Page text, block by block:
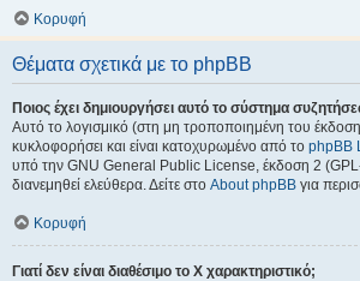
Κορυφή
Θέματα σχετικά με το phpBB
Ποιος έχει δημιουργήσει αυτό το σύστημα
Αυτό το λογισμικό (στη μη τροποποιημένη του
κυκλοφορήσει και είναι κατοχυρωμένο από το phpBB
υπό την GNU General Public License, έκδοση 2
διανεμηθεί ελεύθερα. Δείτε στο About phpBB για
Κορυφή
Γιατί δεν είναι διαθέσιμο το Χ χαρακτηριστικό;